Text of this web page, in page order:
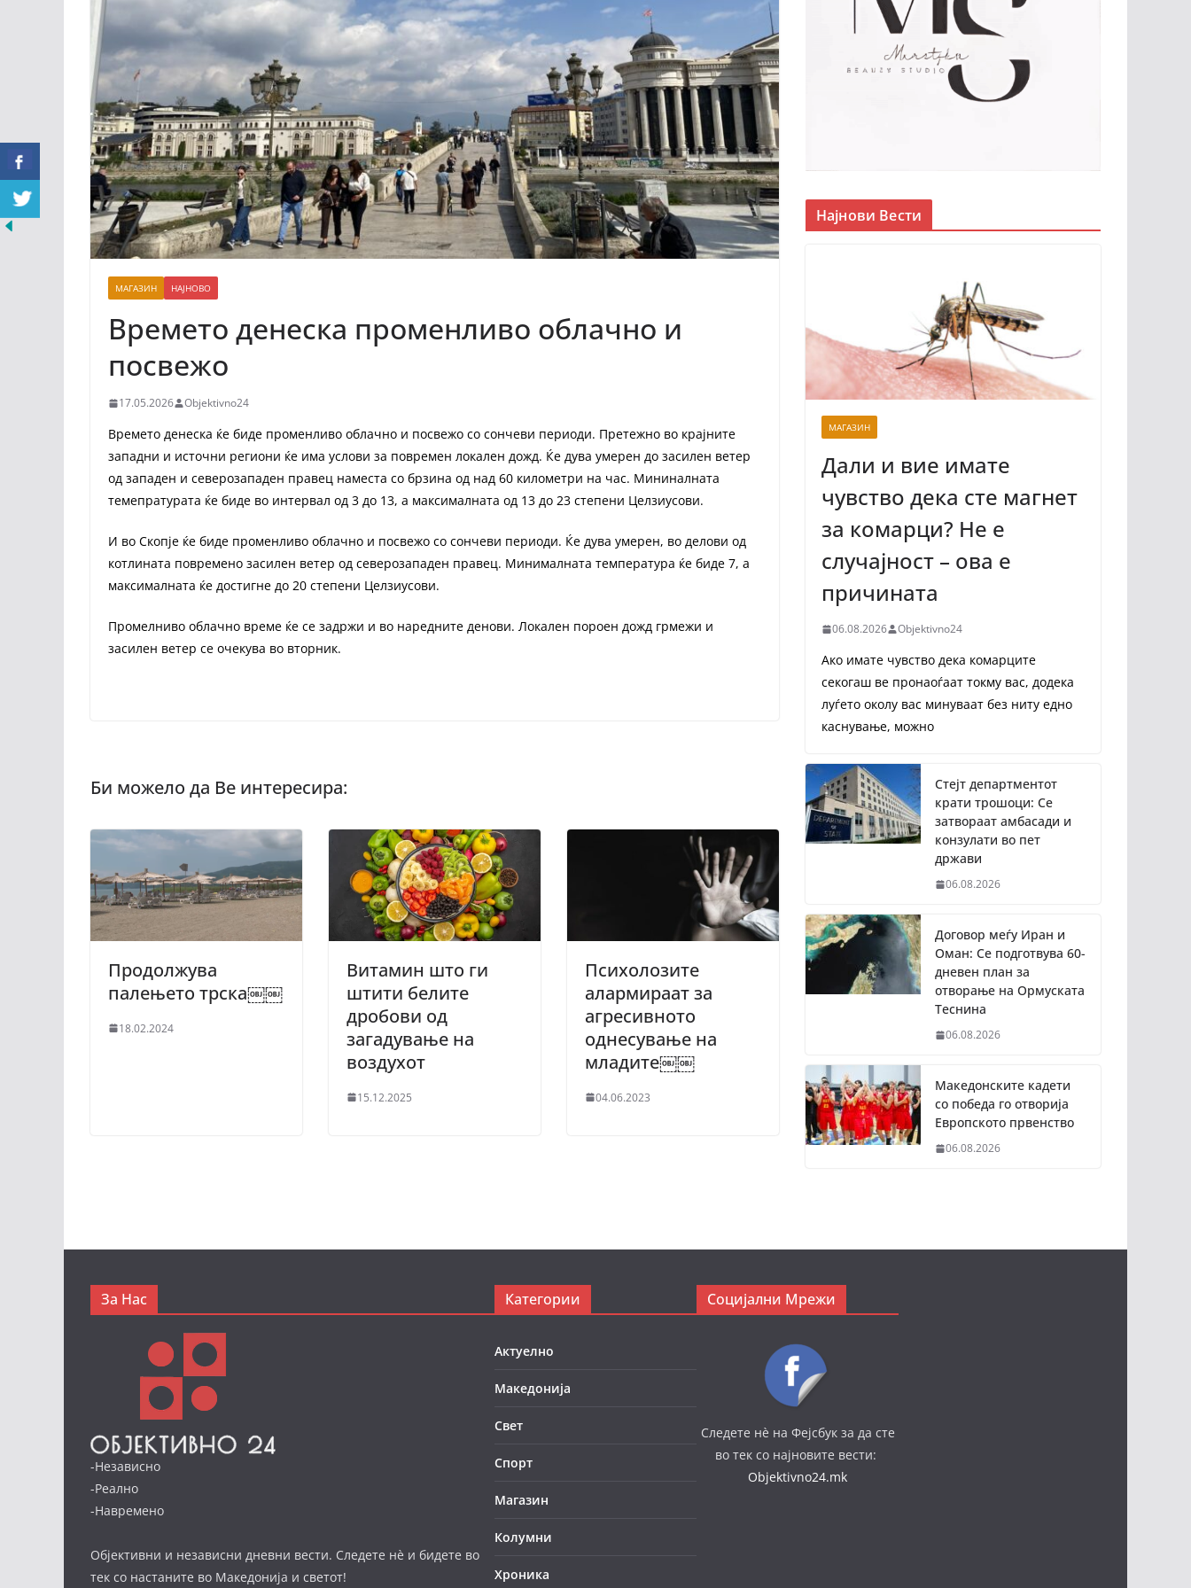
МАГАЗИН НАЈНОВО
Времето денеска променливо облачно и
посвежо
17.05.2026 Objektivno24
Времето денеска ќе биде променливо облачно и посвежо со сончеви периоди. Претежно во крајните
западни и источни региони ќе има услови за повремен локален дожд. Ќе дува умерен до засилен ветер
од западен и северозападен правец наместа со брзина од над 60 километри на час. Мининалната
темепратурата ќе биде во интервал од 3 до 13, а максималната од 13 до 23 степени Целзиусови.
И во Скопје ќе биде променливо облачно и посвежо со сончеви периоди. Ќе дува умерен, во делови од
котлината повремено засилен ветер од северозападен правец. Минималната температура ќе биде 7, а
максималната ќе достигне до 20 степени Целзиусови.
Промелниво облачно време ќе се задржи и во наредните денови. Локален пороен дожд грмежи и
засилен ветер се очекува во вторник.
Продолжува
палењето трска￼￼
18.02.2024
Витамин што ги
штити белите
дробови од
загадување на
воздухот
15.12.2025
Психолозите
алармираат за
агресивното
однесување на
младите￼￼
04.06.2023
Најнови Вести
МАГАЗИН
Дали и вие имате
чувство дека сте магнет
за комарци? Не е
случајност – ова е
причината
06.08.2026 Objektivno24
Ако имате чувство дека комарците
секогаш ве пронаоѓаат токму вас, додека
луѓето околу вас минуваат без ниту едно
каснување, можно
Стејт департментот
крати трошоци: Се
затвораат амбасади и
конзулати во пет
држави
06.08.2026
Договор меѓу Иран и
Оман: Се подготвува 60-
дневен план за
отворање на Ормуската
Теснина
06.08.2026
Македонските кадети
со победа го отворија
Европското првенство
06.08.2026
За Нас
-Независно
-Реално
-Навремено
Објективни и независни дневни вести. Следете нè и бидете во
тек со настаните во Македонија и светот!
Категории
Актуелно
Македонија
Свет
Спорт
Магазин
Колумни
Хроника
Социјални Мрежи
Следете нè на Фејсбук за да сте
во тек со најновите вести:
Objektivno24.mk